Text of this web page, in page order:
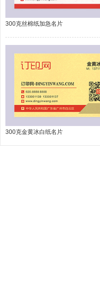
300克丝棉纸加急名片
300克金黄冰白纸名片